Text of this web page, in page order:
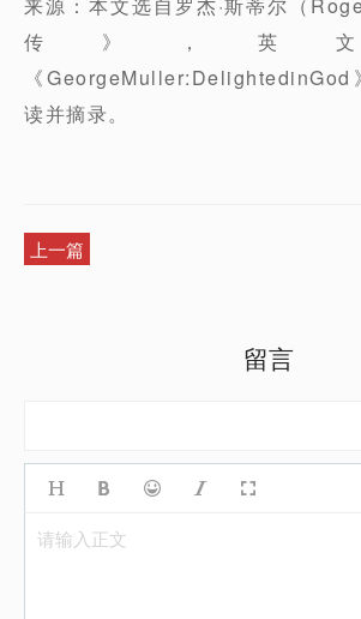
传》，英
《
读并摘录。
上一篇
留言
请输入正文